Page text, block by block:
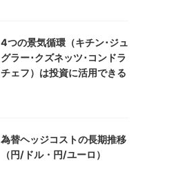
4つの景気循環（キチン･ジュ
グラー･クズネッツ･コンドラ
チェフ）は投資に活用できる
為替ヘッジコストの長期推移
（円/ドル・円/ユーロ）